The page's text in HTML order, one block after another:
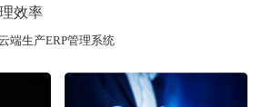
效率
端生产ERP管理系统